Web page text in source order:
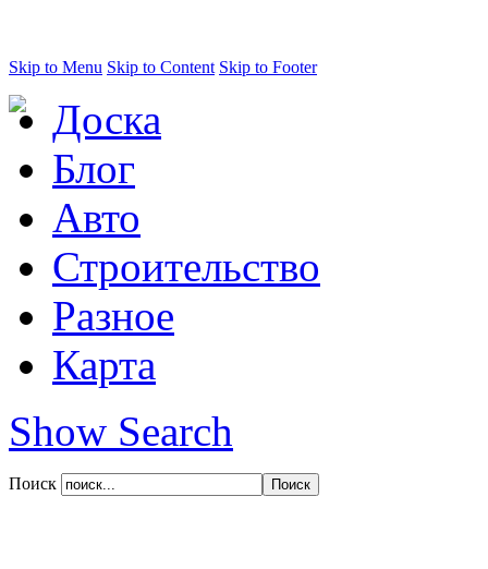
Skip to Menu Skip to Content Skip to Footer
Доска
Блог
Авто
Строительство
Разное
Карта
Show Search
Поиск